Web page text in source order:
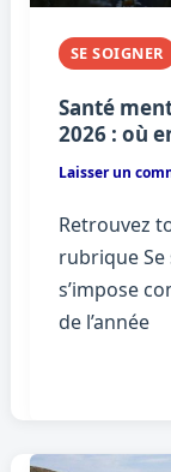
SE SOIGNER
Santé
2026 : où
Laisser un
Retrouvez
rubrique Se
s’impose
de l’année